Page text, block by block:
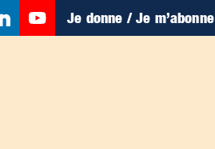
Je donne / Je m’abonne